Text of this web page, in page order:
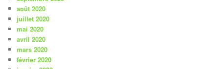
août 2020
juillet 2020
mai 2020
avril 2020
mars 2020
février 2020